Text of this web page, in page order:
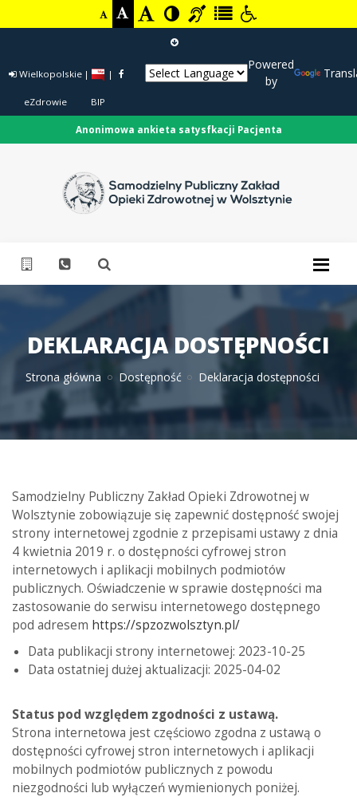
Wielkopolskie
eZdrowie
|
BIP
|
Powered
by
Anonimowa ankieta satysfkacji Pacjenta
DEKLARACJA DOSTĘPNOŚCI
Strona główna Dostępność Deklaracja dostępności
Samodzielny Publiczny Zakład Opieki Zdrowotnej w
Wolsztynie zobowiązuje się zapewnić dostępność swojej
strony internetowej zgodnie z przepisami ustawy z dnia
4 kwietnia 2019 r. o dostępności cyfrowej stron
internetowych i aplikacji mobilnych podmiotów
publicznych. Oświadczenie w sprawie dostępności ma
zastosowanie do serwisu internetowego dostępnego
pod adresem https://spzozwolsztyn.pl/
Data publikacji strony internetowej: 2023-10-25
Data ostatniej dużej aktualizacji: 2025-04-02
Status pod względem zgodności z ustawą.
Strona internetowa jest częściowo zgodna z ustawą o
dostępności cyfrowej stron internetowych i aplikacji
mobilnych podmiotów publicznych z powodu
niezgodności lub wyłączeń wymienionych poniżej.